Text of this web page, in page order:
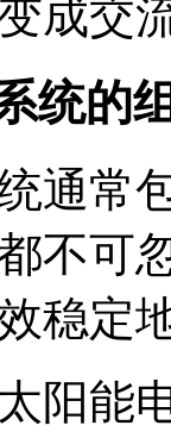
成交
统的
通常
不可
稳定
阳能